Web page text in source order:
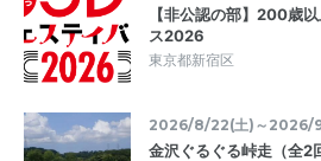
【非公認の部】200歳
ス2026
東京都新宿区
2026/8/22(土)～2026/
金沢ぐるぐる峠走（全2